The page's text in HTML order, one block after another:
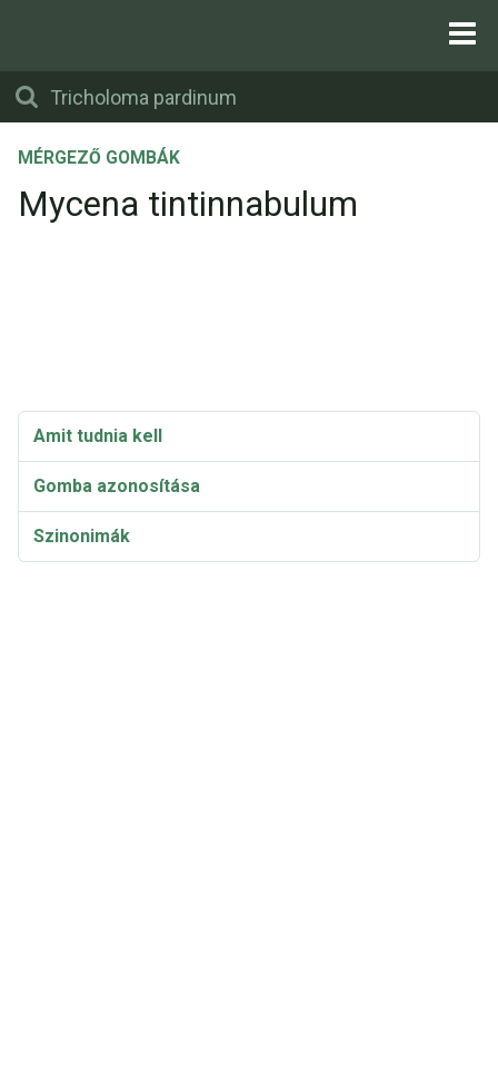
MÉRGEZŐ GOMBÁK
Mycena tintinnabulum
Amit tudnia kell
Gomba azonosítása
Szinonimák